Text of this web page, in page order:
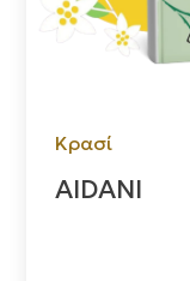
Κρασί
AIDANI